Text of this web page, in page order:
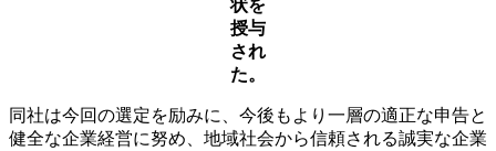
状を
授与
され
た。
同社は今回の選定を励みに、今後もより一層の適正な申告と
健全な企業経営に努め、地域社会から信頼される誠実な企業